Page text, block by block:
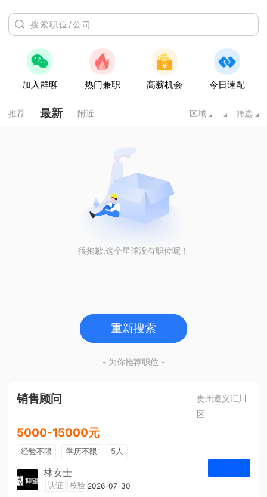
加入群聊 热门兼职 高薪机会 今日速配
推荐 最新 附近 区域 筛选
很抱歉,这个星球没有职位呢！
重新搜索
- 为你推荐职位 -
销售顾问
贵州遵义汇川
区
5000-15000元
经验不限 学历不限 5人
林女士
遵义仰望体验空间
认证 核验 2026-07-30